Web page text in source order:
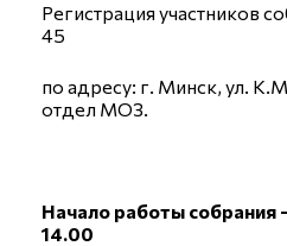
Регистрация участников
45
по адресу: г. Минск, ул.
отдел МОЗ.
Начало работы собрания
14.00